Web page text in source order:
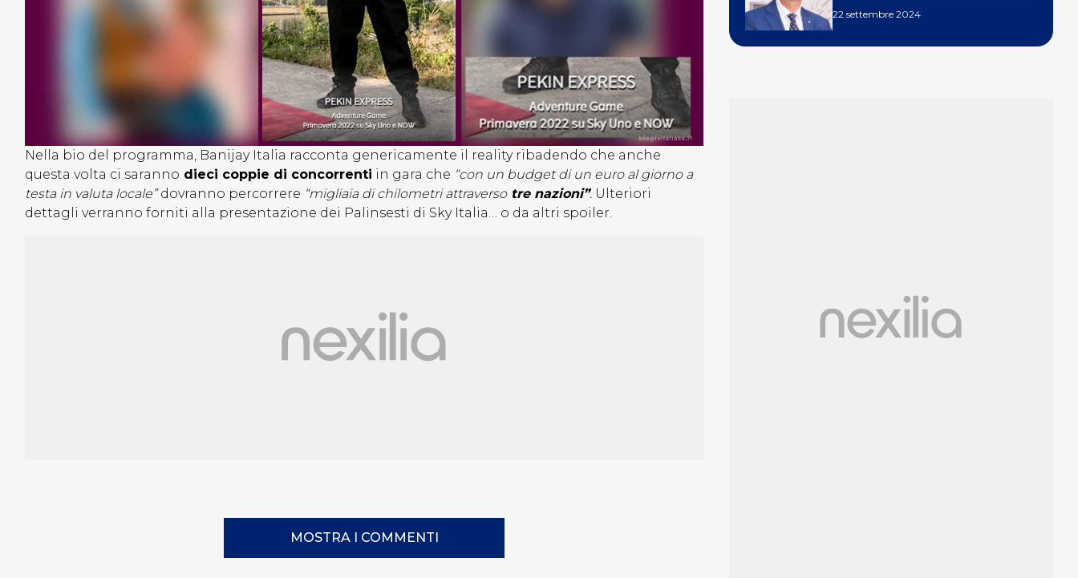
Nella bio del programma, Banijay Italia racconta genericamente il reality ribadendo che anche
questa volta ci saranno dieci coppie di concorrenti in gara che “con un budget di un euro al giorno a
testa in valuta locale”dovranno percorrere “migliaia di chilometri attraversotre nazioni”. Ulteriori
dettagli verranno forniti alla presentazione dei Palinsesti di Sky Italia… o da altri spoiler.
MOSTRA I COMMENTI
22 settembre 2024